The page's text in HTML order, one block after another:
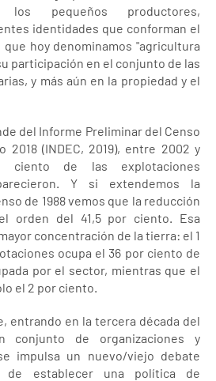
los pequeños productores,
identidades que conforman el
hoy denominamos "agricultura
participación en el conjunto de las
y más aún en la propiedad y el
del Informe Preliminar del Censo
2018 (INDEC, 2019), entre 2002 y
de las explotaciones
Y si extendemos la
de 1988 vemos que la reducción
orden del 41,5 por ciento. Esa
concentración de la tierra: el 1
ocupa el 36 por ciento de
por el sector, mientras que el
el 2 por ciento.
entrando en la tercera década del
conjunto de organizaciones y
impulsa un nuevo/viejo debate
de establecer una política de